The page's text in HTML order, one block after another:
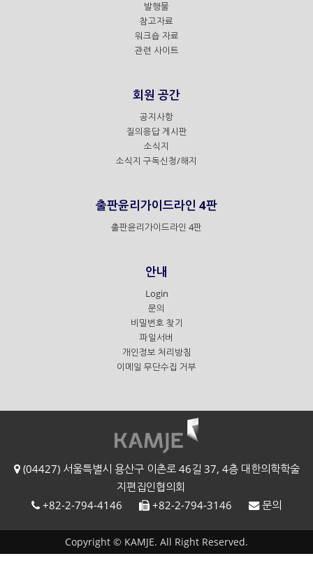
발행물
참고자료
워크숍 자료
관련 사이트
회원 공간
공지사항
질의응답 게시판
소식지
소식지 구독신청/해지
출판윤리가이드라인 4판
출판윤리가이드라인 4판
안내
Login
문의
비밀번호 찾기
파일서버
개인정보 처리방침
이메일 무단수집 거부
(04427) 서울특별시 용산구 이촌로 46길 37, 4층 대한의학학술
지편집인협의회
+82-2-794-4146
+82-2-794-3146 문의
Copyright © KAMJE. All Right Reserved.